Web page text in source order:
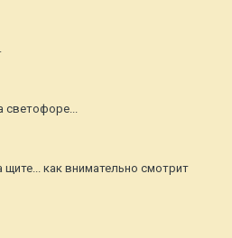
как внимательно смотрит